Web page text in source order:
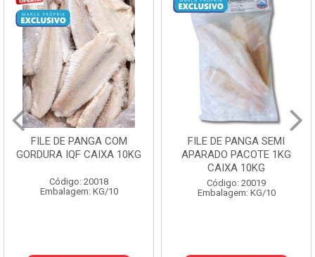
FILE DE PANGA SEMI
APARADO PACOTE 1KG
Código: 20019
Embalagem: KG/10
POLACA DESFIADA
PESCAMARES PCT5KG
CX10KG
Código: 20161
Embalagem: KG/10